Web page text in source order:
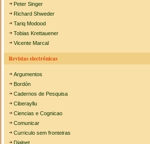
Peter Singer
Richard Shweder
Tariq Modood
Tobias Krettauener
Vicente Marcal
Revistas electrónicas
Argumentos
Bordón
Cadernos de Pesquisa
Ciberayllu
Ciencias e Cognicao
Comunicar
Curriculo sem fronteiras
Dialnet